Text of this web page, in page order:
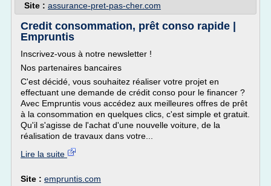
Site : assurance-pret-pas-cher.com
Credit consommation, prêt conso rapide |
Empruntis
Inscrivez-vous à notre newsletter !
Nos partenaires bancaires
C'est décidé, vous souhaitez réaliser votre projet en
effectuant une demande de crédit conso pour le financer ?
Avec Empruntis vous accédez aux meilleures offres de prêt
à la consommation en quelques clics, c'est simple et gratuit.
Qu'il s'agisse de l'achat d'une nouvelle voiture, de la
réalisation de travaux dans votre...
Lire la suite
Site : empruntis.com